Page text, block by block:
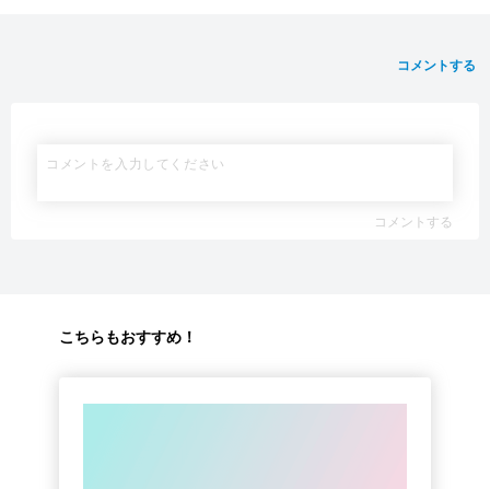
コメントする
コメントする
こちらもおすすめ！